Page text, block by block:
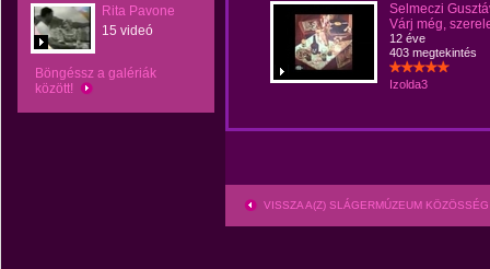
Rita Pavone
15 videó
Böngéssz a galériák
között!
Selmeczi
Várj még,
12 éve
403 megtekintés
Izolda3
VISSZA A(Z) SLÁGERMÚZEUM